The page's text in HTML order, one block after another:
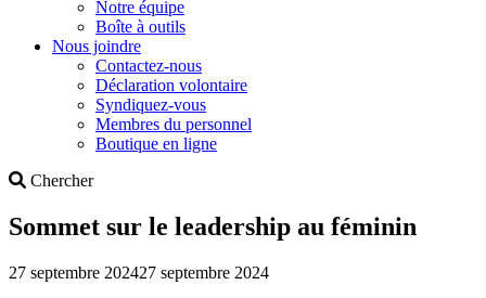
Notre équipe
Boîte à outils
Nous joindre
Contactez-nous
Déclaration volontaire
Syndiquez-vous
Membres du personnel
Boutique en ligne
ChercherSearch
Sommet sur le leadership au féminin
27 septembre 202427 septembre 2024